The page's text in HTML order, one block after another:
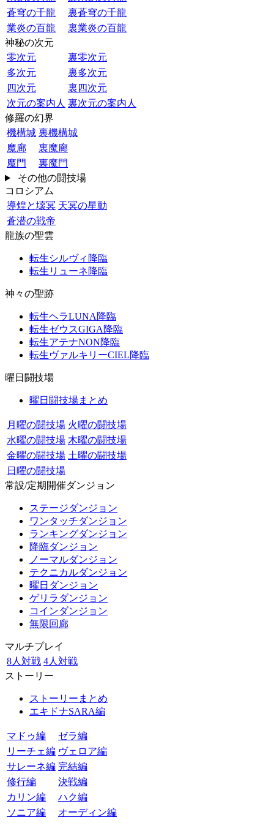
蒼穹の千龍
裏蒼穹の千龍
業炎の百龍
裏業炎の百龍
神秘の次元
零次元
裏零次元
多次元
裏多次元
四次元
裏四次元
次元の案内人 裏次元の案内人
修羅の幻界
機構城 裏機構城
魔廊
裏魔廊
魔門
裏魔門
その他の闘技場
コロシアム
導煌と壊冥 天冥の星動
蒼潜の戦帝
龍族の聖雲
転生シルヴィ降臨
転生リューネ降臨
神々の聖跡
転生ヘラLUNA降臨
転生ゼウスGIGA降臨
転生アテナNON降臨
転生ヴァルキリーCIEL降臨
曜日闘技場
曜日闘技場まとめ
月曜の闘技場 火曜の闘技場
水曜の闘技場 木曜の闘技場
金曜の闘技場 土曜の闘技場
日曜の闘技場
常設/定期開催ダンジョン
ステージダンジョン
ワンタッチダンジョン
ランキングダンジョン
降臨ダンジョン
ノーマルダンジョン
テクニカルダンジョン
曜日ダンジョン
ゲリラダンジョン
コインダンジョン
無限回廊
マルチプレイ
8人対戦 4人対戦
ストーリー
ストーリーまとめ
エキドナSARA編
マドゥ編
ゼラ編
リーチェ編 ヴェロア編
サレーネ編 完結編
修行編
決戦編
カリン編
ハク編
ソニア編
オーディン編